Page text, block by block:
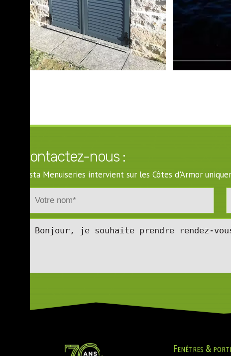
+
Contactez-nous :
Costa Menuiseries intervient sur les Côtes d'Armor
Fenêtres &